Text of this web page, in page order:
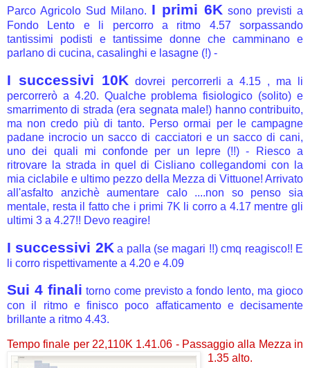
Parco Agricolo Sud Milano. I primi 6K sono previsti a
Fondo Lento e li percorro a ritmo 4.57 sorpassando
tantissimi podisti e tantissime donne che camminano e
parlano di cucina, casalinghi e lasagne (!) -
I successivi 10K dovrei percorrerli a 4.15 , ma li
percorrerò a 4.20. Qualche problema fisiologico (solito) e
smarrimento di strada (era segnata male!) hanno contribuito,
ma non credo più di tanto. Perso ormai per le campagne
padane incrocio un sacco di cacciatori e un sacco di cani,
uno dei quali mi confonde per un lepre (!!) - Riesco a
ritrovare la strada in quel di Cisliano collegandomi con la
mia ciclabile e ultimo pezzo della Mezza di Vittuone! Arrivato
all'asfalto anzichè aumentare calo ....non so penso sia
mentale, resta il fatto che i primi 7K li corro a 4.17 mentre gli
ultimi 3 a 4.27!! Devo reagire!
I successivi 2K a palla (se magari !!) cmq reagisco!! E
li corro rispettivamente a 4.20 e 4.09
Sui 4 finali torno come previsto a fondo lento, ma gioco
con il ritmo e finisco poco affaticamento e decisamente
brillante a ritmo 4.43.
Tempo finale per 22,110K 1.41.06 - Passaggio alla Mezza in
1.35 alto.